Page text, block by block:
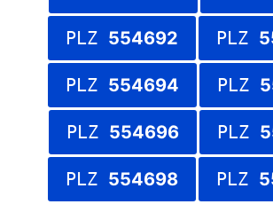
PLZ 554692 PLZ
PLZ 554694 PLZ
PLZ 554696 PLZ
PLZ 554698 PLZ